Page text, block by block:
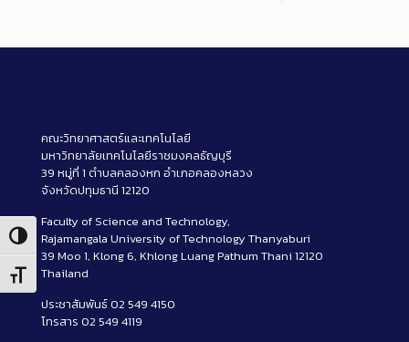
Toggle High Contrast
Toggle Font size
คณะวิทยาศาสตร์และเทคโนโลยี
มหาวิทยาลัยเทคโนโลยีราชมงคลธัญบุรี
39 หมู่ที่ 1 ตำบลคลองหก อำเภอคลองหลวง
จังหวัดปทุมธานี 12120
Faculty of Science and Technology,
Rajamangala University of Technology Thanyaburi
39 Moo 1, Klong 6, Khlong Luang Pathum Thani 12120
Thailand
ประชาสัมพันธ์ 02 549 4150
โทรสาร 02 549 4119